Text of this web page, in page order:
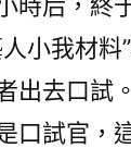
小我材料
出去口試
口試官，